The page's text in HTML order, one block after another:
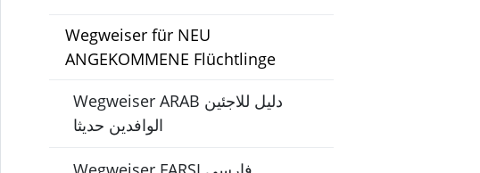
Wegweiser für NEU
ANGEKOMMENE Flüchtlinge
Wegweiser ARAB دليل للاجئين
الوافدين حديثا